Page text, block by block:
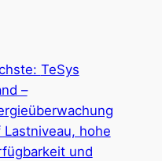
TeSys
–
Lastniveau, hohe
und